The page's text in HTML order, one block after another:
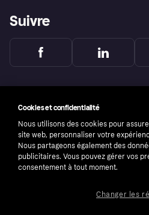
Suivre
Cookies et confidentialité
Nous utilisons des cookies pour
site web, personnaliser votre
Nous partageons également des
publicitaires. Vous pouvez gérer vos
consentement à tout moment.
Changer les